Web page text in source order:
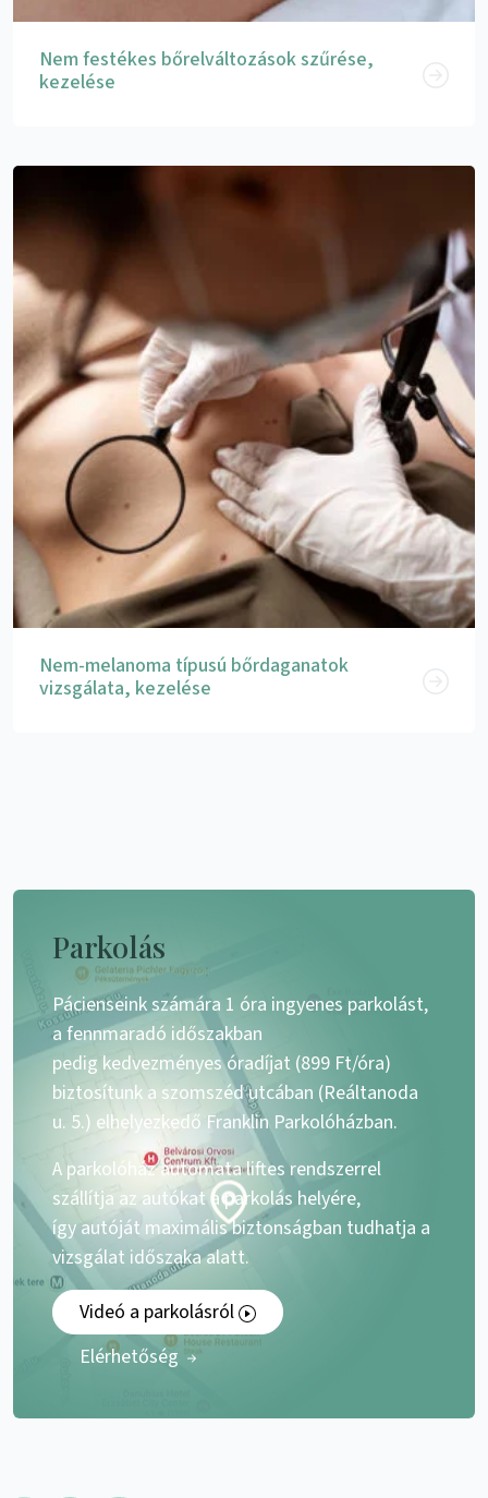
Nem festékes bőrelváltozások szűrése,
kezelése
Nem-melanoma típusú bőrdaganatok
vizsgálata, kezelése
Parkolás
Pácienseink számára 1 óra ingyenes parkolást,
a fennmaradó időszakban
pedig kedvezményes óradíjat (899 Ft/óra)
biztosítunk a szomszéd utcában (Reáltanoda
u. 5.) elhelyezkedő Franklin Parkolóházban.
A parkolóház automata liftes rendszerrel
szállítja az autókat a parkolás helyére,
így autóját maximális biztonságban tudhatja a
vizsgálat időszaka alatt.
Videó a parkolásról
Elérhetőség